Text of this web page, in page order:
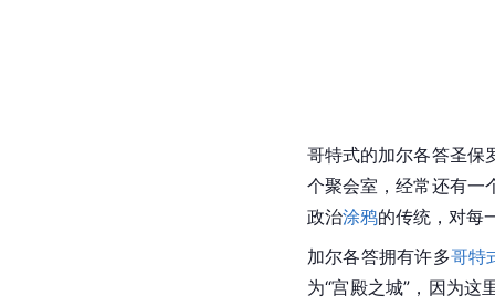
哥特式的加尔各答圣保
个聚会室，经常还有一
政治涂鸦的传统，对每
加尔各答拥有许多哥特
为“宫殿之城”，因为这